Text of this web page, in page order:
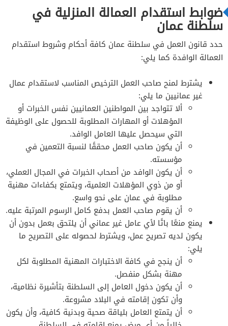
ضوابط استقدام العمالة المنزلية في
سلطنة عمان
حدد قانون العمل في سلطنة عمان كافة أحكام وشروط استقدام
العمالة الوافدة كما يلي:
يشترط لمنح صاحب العمل الترخيص المناسب لاستقدام عمال
غير عمانيين ما يلي:
ألا تتواجد بين المواطنين العمانيين نفس الخبرات أو
المؤهلات أو المهارات المطلوبة للحصول على الوظيفة
التي سيحصل عليها العامل الوافد.
أن يكون صاحب العمل محققًا لنسبة التعمين في
مؤسسته.
أن يكون الوافد من أصحاب الخبرات في المجال العملي،
أو من ذوي المؤهلات العلمية، ويتمتع بكفاءات مهنية
مطلوبة في عمان على نحو واسع.
أن يقوم صاحب العمل بدفع كامل الرسوم المرتبة عليه.
يمنع منعًا باتًا لأي عامل غير عماني أن يلتحق بعمل بدون أن
يكون لديه تصريح عمل، ويشترط لحصوله على التصريح ما
يلي:
أن ينجح في كافة الاختبارات المهنية المطلوبة لكل
مهنة بشكل منفصل.
أن يكون دخول العامل إلى السلطنة بتأشيرة نظامية،
وأن تكون إقامته في البلاد مشروعة.
أن يتمتع العامل بلياقة صحية وبدنية كافية، وأن يكون